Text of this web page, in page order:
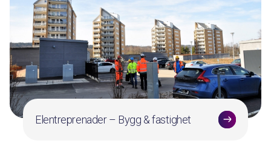
Elentreprenader – Bygg & fastighet